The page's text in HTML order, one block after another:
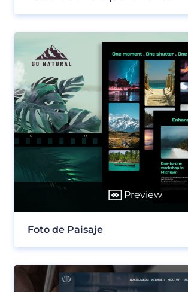
Preview
Foto de Paisaje